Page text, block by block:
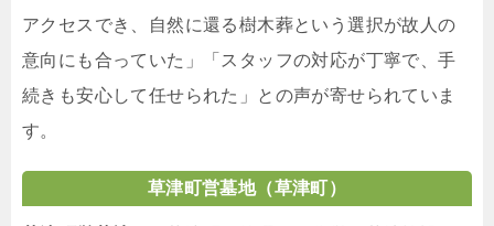
アクセスでき、自然に還る樹木葬という選択が故人の
意向にも合っていた」「スタッフの対応が丁寧で、手
続きも安心して任せられた」との声が寄せられていま
す。
草津町営墓地（草津町）